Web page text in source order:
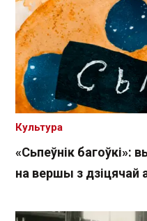
«Сьпеўнік
на вершы з дзіцячай
Культура